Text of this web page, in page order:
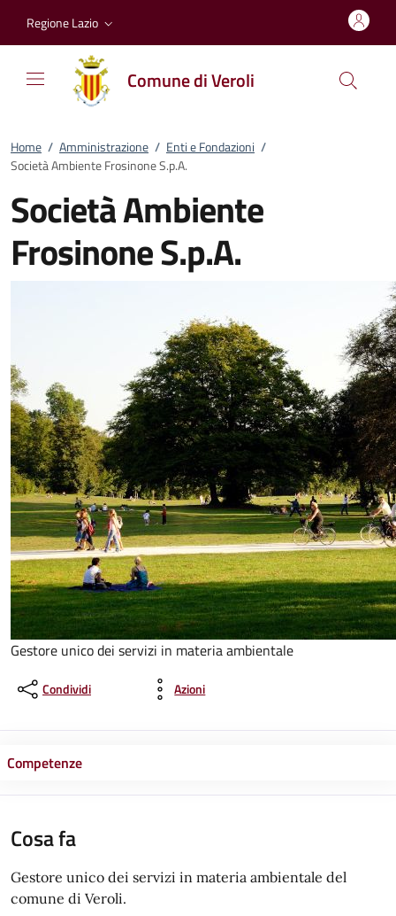
Regione Lazio
Comune di Veroli
Home / Amministrazione / Enti e Fondazioni /
Società Ambiente Frosinone S.p.A.
Società Ambiente
Frosinone S.p.A.
Gestore unico dei servizi in materia ambientale
Condividi Azioni
Competenze
Cosa fa
Gestore unico dei servizi in materia ambientale del
comune di Veroli.